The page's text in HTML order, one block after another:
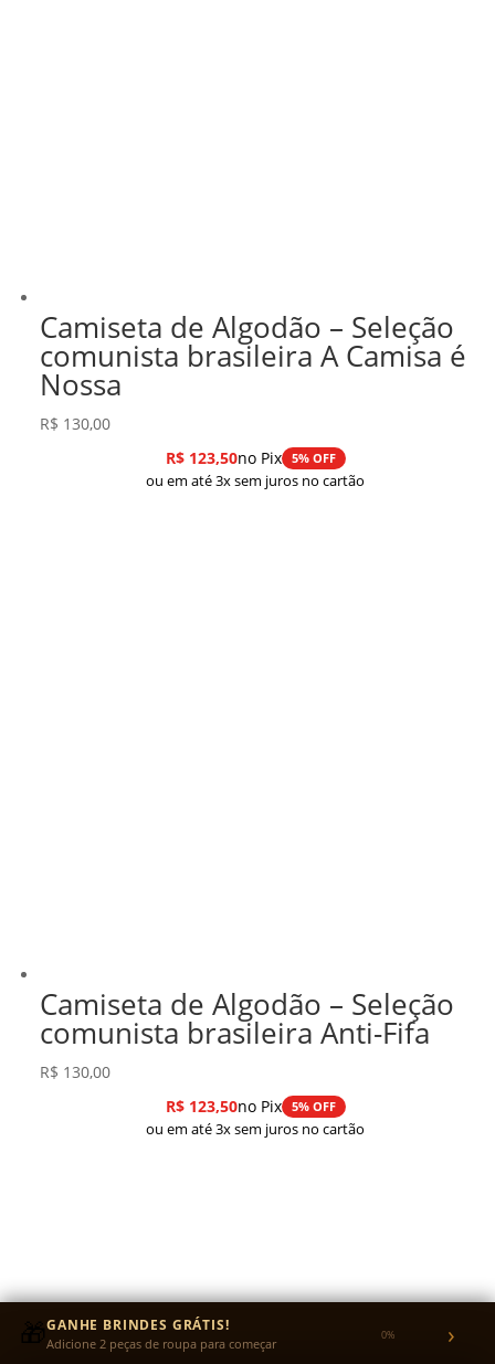
Camiseta de Algodão – Seleção
comunista brasileira A Camisa é
Nossa
R$ 130,00
R$123,50no Pix 5% OFF
ou em até 3x sem juros no cartão
Camiseta de Algodão – Seleção
comunista brasileira Anti-Fifa
R$ 130,00
R$123,50no Pix 5% OFF
ou em até 3x sem juros no cartão
🎁GANHE BRINDES GRÁTIS!
Adicione 2 peças de roupa para começar 0% ›